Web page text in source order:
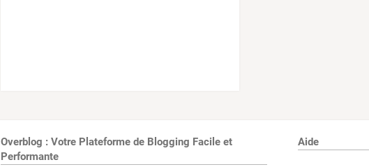
Overblog : Votre Plateforme de Blogging Facile et
Performante
Aide